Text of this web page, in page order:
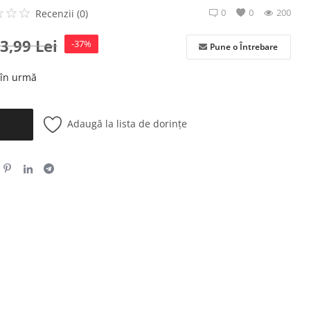
Recenzii (0) 0 0 200
Lei -37% Pune o Întrebare
urmă
Adaugă la lista de dorințe